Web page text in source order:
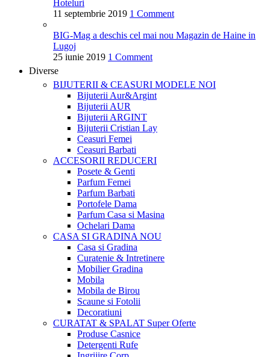
Hoteluri
11 septembrie 2019 1 Comment
BIG-Mag a deschis cel mai nou Magazin de Haine in
Lugoj
25 iunie 2019 1 Comment
Diverse
BIJUTERII & CEASURI MODELE NOI
Bijuterii Aur&Argint
Bijuterii AUR
Bijuterii ARGINT
Bijuterii Cristian Lay
Ceasuri Femei
Ceasuri Barbati
ACCESORII REDUCERI
Posete & Genti
Parfum Femei
Parfum Barbati
Portofele Dama
Parfum Casa si Masina
Ochelari Dama
CASA SI GRADINANOU
Casa si Gradina
Curatenie & Intretinere
Mobilier Gradina
Mobila
Mobila de Birou
Scaune si Fotolii
Decoratiuni
CURATAT & SPALAT Super Oferte
Produse Casnice
Detergenti Rufe